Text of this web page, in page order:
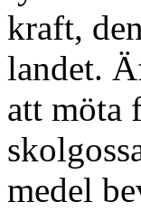
kraft,
landet.
att möta
medel